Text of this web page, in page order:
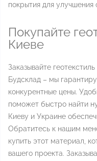
покрытия для улучшения
Покупайте
Киеве
Заказывайте
Будсклад – мы
конкурентные цены.
поможет быстро найти
Киеву и Украине
Обратитесь к нашим
купить этот материал,
вашего проекта.